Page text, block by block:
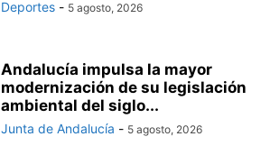
Deportes - 5 agosto, 2026
Andalucía impulsa la mayor
modernización de su legislación
ambiental del siglo...
Junta de Andalucía - 5 agosto, 2026